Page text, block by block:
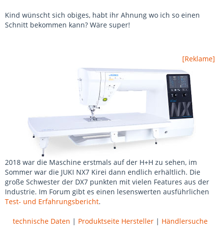
Kind wünscht sich obiges, habt ihr Ahnung wo ich so einen
Schnitt bekommen kann? Wäre super!
[Reklame]
2018 war die Maschine erstmals auf der H+H zu sehen, im
Sommer war die JUKI NX7 Kirei dann endlich erhältlich. Die
große Schwester der DX7 punkten mit vielen Features aus der
Industrie. Im Forum gibt es einen lesenswerten ausführlichen
Test- und Erfahrungsbericht.
technische Daten | Produktseite Hersteller| Händlersuche